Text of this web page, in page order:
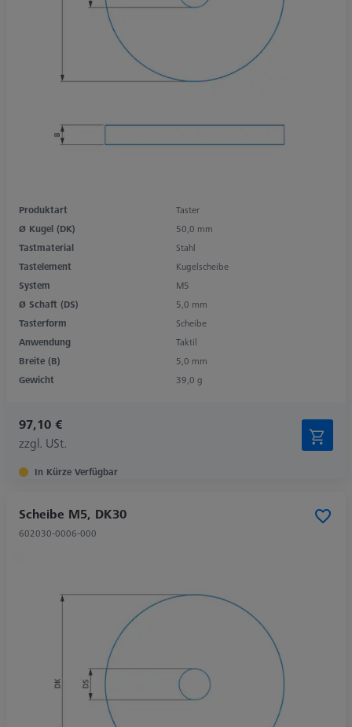
Produktart
Taster
Ø Kugel (DK)
50,0 mm
Tastmaterial
Stahl
Tastelement
Kugelscheibe
System
M5
Ø Schaft (DS)
5,0 mm
Tasterform
Scheibe
Anwendung
Taktil
Breite (B)
5,0 mm
Gewicht
39,0 g
97,10 €
zzgl. USt.
In Kürze Verfügbar
Scheibe M5, DK30
602030-0006-000